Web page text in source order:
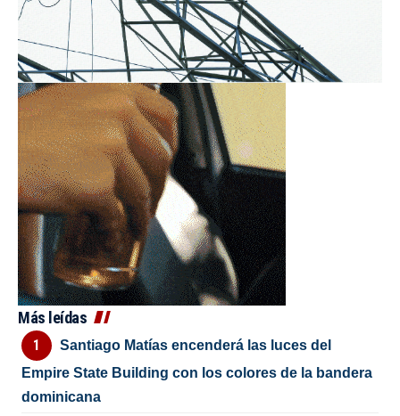
Más leídas
Santiago Matías encenderá las luces del
Empire State Building con los colores de la bandera
dominicana